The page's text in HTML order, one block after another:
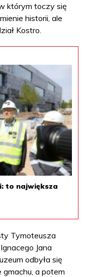
którym toczy się
historii, ale
Kostro.
to największa
Tymoteusza
Jana
odbyła się
a potem